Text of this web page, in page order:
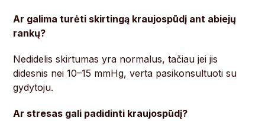
Ar galima turėti skirtingą kraujospūdį ant abiejų
rankų?
Nedidelis skirtumas yra normalus, tačiau jei jis
didesnis nei 10–15 mmHg, verta pasikonsultuoti su
gydytoju.
Ar stresas gali padidinti kraujospūdį?